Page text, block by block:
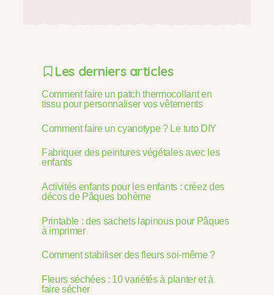
Les derniers articles
Comment faire un patch thermocollant en
tissu pour personnaliser vos vêtements
Comment faire un cyanotype ? Le tuto DIY
Fabriquer des peintures végétales avec les
enfants
Activités enfants pour les enfants : créez des
décos de Pâques bohème
Printable : des sachets lapinous pour Pâques
à imprimer
Comment stabiliser des fleurs soi-même ?
Fleurs séchées : 10 variétés à planter et à
faire sécher